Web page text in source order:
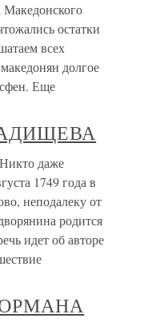
остатки
всех
долгое
Еще
даже
1749 года в
неподалеку от
родится
идет об авторе